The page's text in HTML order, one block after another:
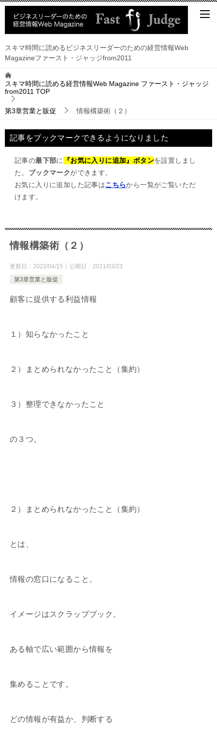
スキマ時間に読めるビジネスリーダーのための経営情報Web
Magazineファースト・ジャッジfrom2011
スキマ時間に読める経営情報Web Magazine ファースト・ジャッジ
from2011 TOP
第3章営業と販促 情報構築術（２）
記事をブックマークできるようになりました
記事の最下部に 『お気に入りに追加』ボタンを設置しまし
た。 ブックマークができます。
お気に入りに追加した記事はこちらから一覧がご覧いただ
けます。
情報構築術（２）
更新日： 2022/04/15 公開日： 2011/03/23
第3章営業と販促
顧客に提供する利益情報
１）知らなかったこと
２）まとめられなかったこと（集約）
３）整理できなかったこと
の３つ。
２）まとめられなかったこと（集約）
とは、
情報の窓口になること。
イメージはスクラップブック。
ある軸で広い範囲から情報を
集めることです。
どの情報が有益か、判断する